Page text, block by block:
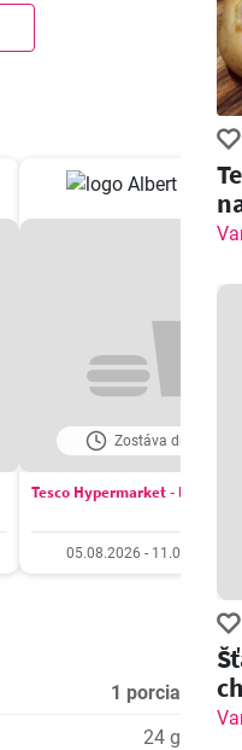
Zostáva dní: 5
Tesco Hypermarket - leták
05.08.2026 - 11.08.2026
1 porcia
24 g